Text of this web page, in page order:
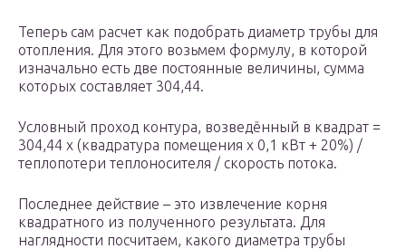
Теперь сам расчет как подобрать диаметр трубы для
отопления. Для этого возьмем формулу, в которой
изначально есть две постоянные величины, сумма
которых составляет 304,44.
Условный проход контура, возведённый в квадрат =
304,44 х (квадратура помещения х 0,1 кВт + 20%) /
теплопотери теплоносителя / скорость потока.
Последнее действие – это извлечение корня
квадратного из полученного результата. Для
наглядности посчитаем, какого диаметра трубы